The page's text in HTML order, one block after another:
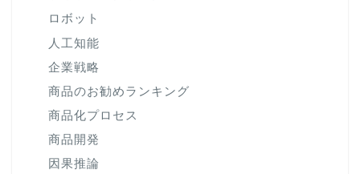
ロボット
人工知能
企業戦略
商品のお勧めランキング
商品化プロセス
商品開発
因果推論